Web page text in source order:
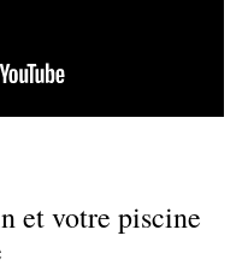
et votre piscine